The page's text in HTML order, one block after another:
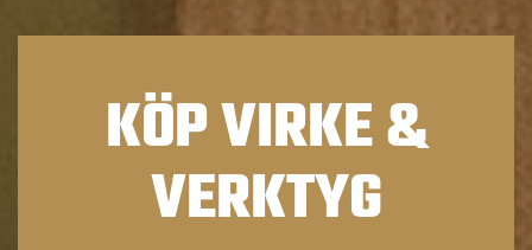
KÖP VIRKE &
VERKTYG